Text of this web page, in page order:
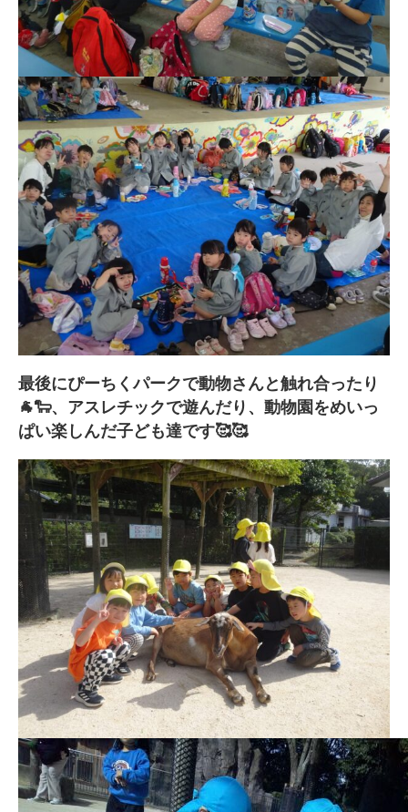
最後にぴーちくパークで動物さんと触れ合ったり
🐐🐑、アスレチックで遊んだり、動物園をめいっ
ぱい楽しんだ子ども達です🥰🥰